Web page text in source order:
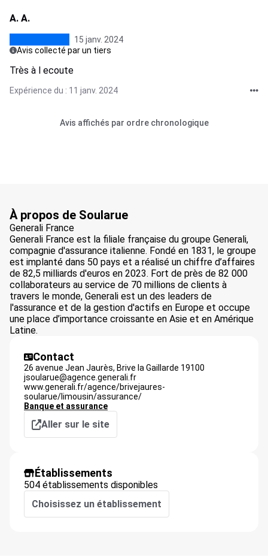
A. A.
15 janv. 2024
Avis collecté par un tiers
Très à l ecoute
Expérience du : 11 janv. 2024
Avis affichés par ordre chronologique
À propos de Soularue
Generali France
Generali France est la filiale française du groupe Generali,
compagnie d'assurance italienne. Fondé en 1831, le groupe
est implanté dans 50 pays et a réalisé un chiffre d’affaires
de 82,5 milliards d'euros en 2023. Fort de près de 82 000
collaborateurs au service de 70 millions de clients à
travers le monde, Generali est un des leaders de
l'assurance et de la gestion d'actifs en Europe et occupe
une place d’importance croissante en Asie et en Amérique
Latine.
Contact
26 avenue Jean Jaurès, Brive la Gaillarde 19100
jsoularue@agence.generali.fr
www.generali.fr/agence/brivejaures-
soularue/limousin/assurance/
Banque et assurance
Aller sur le site
Établissements
504 établissements disponibles
Choisissez un établissement